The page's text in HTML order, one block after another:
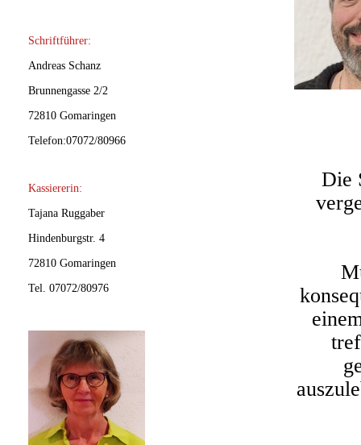
Die
Schriftführer:
Andreas Schanz
Brunnengasse 2/2
72810 Gomaringen
Telefon:07072/80966
Kassiererin:
Tajana Ruggaber
Hindenburgstr. 4
72810 Gomaringen
Tel. 07072/80976